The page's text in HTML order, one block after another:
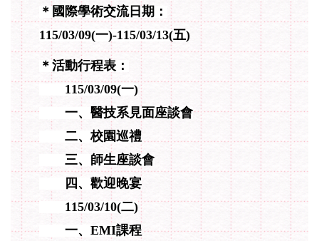
＊國際學術交流日期：
115/03/09(一)-115/03/13(五)
＊活動行程表：
115/03/09(一)
一、醫技系見面座談會
二、校園巡禮
三、師生座談會
四、歡迎晚宴
115/03/10(二)
一、EMI課程